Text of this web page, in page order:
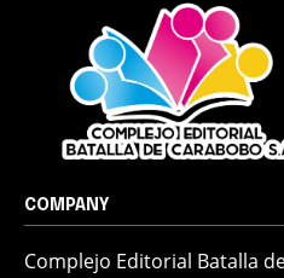
COMPANY
Complejo Editorial Batalla